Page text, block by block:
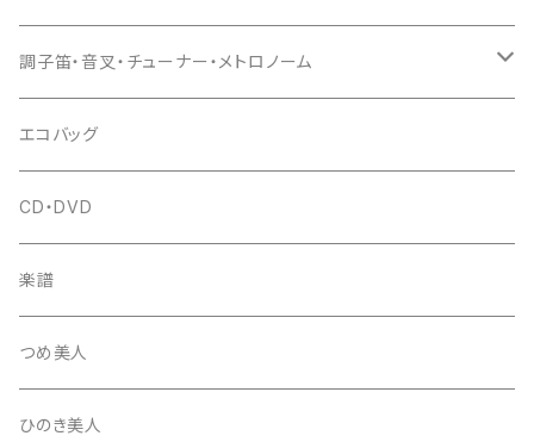
爪ばさみ
箏柱
柱入
平柱入
三角柱入
琴台
13絃用琴台（低）
13絃用琴台（高）
桐柱箱
消音フェルト
(丸三) 寿糸
はつね糸
駒
地唄駒
長唄駒
糸駒入
爪駒入
撥入
一丁撥入
三角撥入（ファスナー式）
撥
長唄・民謡撥
撥さや
シュモク（当り鉦バチ）
座奏用譜面台
立奏用譜面台
調子笛・音叉・チューナー・メトロノーム
調子笛・音叉
チューナー・メトロノーム
エコバッグ
CD・DVD
楽譜
つめ美人
ひのき美人